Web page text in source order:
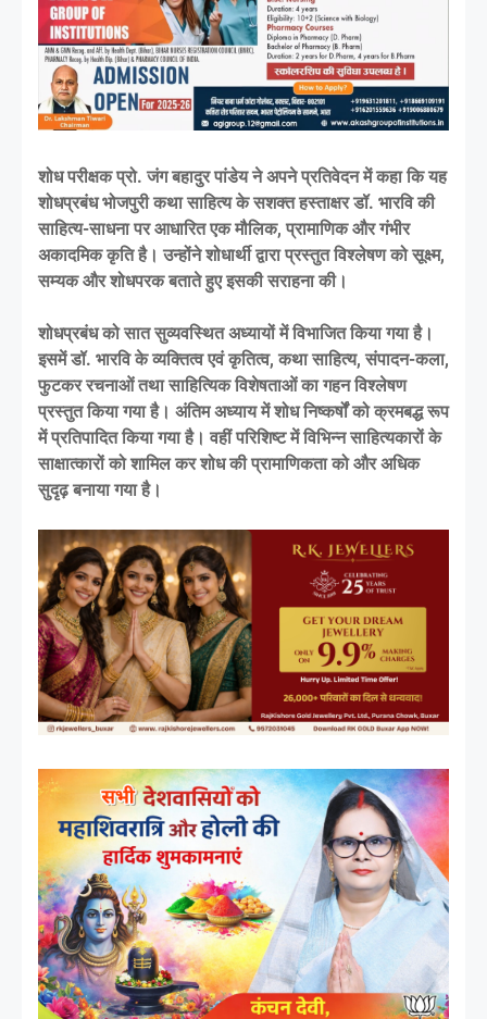
शोध परीक्षक प्रो. जंग बहादुर पांडेय ने अपने प्रतिवेदन में कहा कि यह
शोधप्रबंध भोजपुरी कथा साहित्य के सशक्त हस्ताक्षर डॉ. भारवि की
साहित्य-साधना पर आधारित एक मौलिक, प्रामाणिक और गंभीर
अकादमिक कृति है। उन्होंने शोधार्थी द्वारा प्रस्तुत विश्लेषण को सूक्ष्म,
सम्यक और शोधपरक बताते हुए इसकी सराहना की।
शोधप्रबंध को सात सुव्यवस्थित अध्यायों में विभाजित किया गया है।
इसमें डॉ. भारवि के व्यक्तित्व एवं कृतित्व, कथा साहित्य, संपादन-कला,
फुटकर रचनाओं तथा साहित्यिक विशेषताओं का गहन विश्लेषण
प्रस्तुत किया गया है। अंतिम अध्याय में शोध निष्कर्षों को क्रमबद्ध रूप
में प्रतिपादित किया गया है। वहीं परिशिष्ट में विभिन्न साहित्यकारों के
साक्षात्कारों को शामिल कर शोध की प्रामाणिकता को और अधिक
सुदृढ़ बनाया गया है।